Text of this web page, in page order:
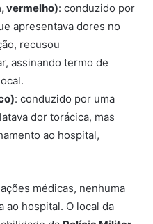
vermelho): conduzido por
apresentava dores no
recusou
assinando termo de
: conduzido por uma
dor torácica, mas
ao hospital,
médicas, nenhuma
ao hospital. O local da